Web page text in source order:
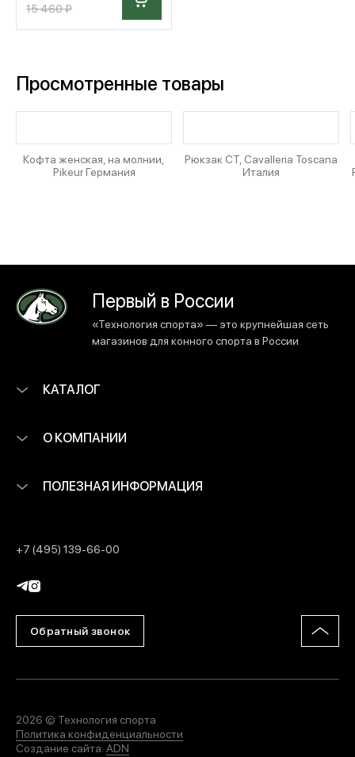
15 460 ₽
Просмотренные товары
Кофта женская, на молнии,
Pikeur Германия
Рюкзак CT, Cavalleria Toscana
Италия
Первый в России
«Технология спорта» — это крупнейшая сеть
магазинов для конного спорта в России
КАТАЛОГ
О КОМПАНИИ
ПОЛЕЗНАЯ ИНФОРМАЦИЯ
+7 (495) 139-66-00
Обратный звонок
2026 © Технология спорта
Политика конфиденциальности
Создание сайта: ADN